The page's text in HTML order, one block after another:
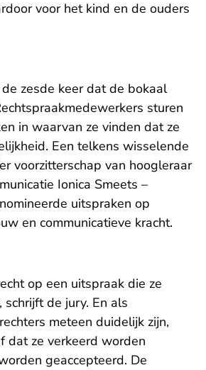
voor het kind en de ouders
zesde keer dat de bokaal
sturen
in waarvan ze vinden dat ze
Een telkens wisselende
voorzitterschap van hoogleraar
Ionica Smeets –
uitspraken op
en communicatieve kracht.
op een uitspraak die ze
de jury. En als
meteen duidelijk zijn,
dat ze verkeerd worden
geaccepteerd. De